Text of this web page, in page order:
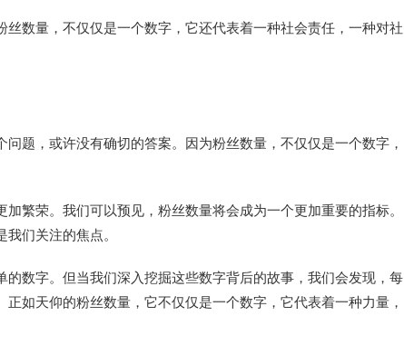
数量，不仅仅是一个数字，它还代表着一种社会责任，一种对社
题，或许没有确切的答案。因为粉丝数量，不仅仅是一个数字，
繁荣。我们可以预见，粉丝数量将会成为一个更加重要的指标。
们关注的焦点。
数字。但当我们深入挖掘这些数字背后的故事，我们会发现，每
如天仰的粉丝数量，它不仅仅是一个数字，它代表着一种力量，